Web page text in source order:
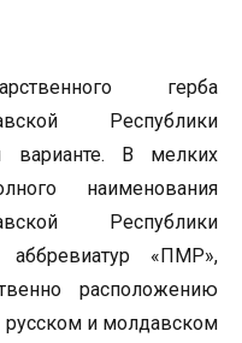
герба
Республики
варианте. В мелких
наименования
Республики
аббревиатур «ПМР»,
расположению
русском и молдавском